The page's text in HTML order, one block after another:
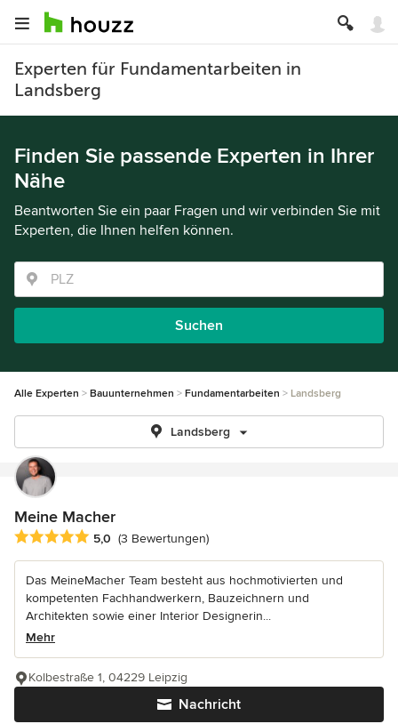
Experten für Fundamentarbeiten in
Landsberg
Finden Sie passende Experten in Ihrer
Nähe
Beantworten Sie ein paar Fragen und wir verbinden Sie mit
Experten, die Ihnen helfen können.
Suchen
Alle Experten Bauunternehmen Fundamentarbeiten Landsberg
Landsberg
Meine Macher
Durchschnittliche Bewertung: 5 von 5 Sternen
5,0 (3 Bewertungen)
Das MeineMacher Team besteht aus hochmotivierten und
kompetenten Fachhandwerkern, Bauzeichnern und
Architekten sowie einer Interior Designerin...
Mehr
Nachricht
Kolbestraße 1, 04229 Leipzig